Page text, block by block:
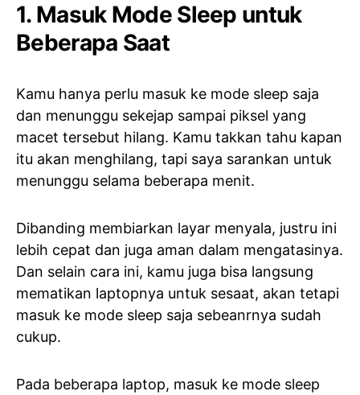
1. Masuk Mode Sleep untuk
Beberapa Saat
Kamu hanya perlu masuk ke mode sleep saja
dan menunggu sekejap sampai piksel yang
macet tersebut hilang. Kamu takkan tahu kapan
itu akan menghilang, tapi saya sarankan untuk
menunggu selama beberapa menit.
Dibanding membiarkan layar menyala, justru ini
lebih cepat dan juga aman dalam mengatasinya.
Dan selain cara ini, kamu juga bisa langsung
mematikan laptopnya untuk sesaat, akan tetapi
masuk ke mode sleep saja sebeanrnya sudah
cukup.
Pada beberapa laptop, masuk ke mode sleep